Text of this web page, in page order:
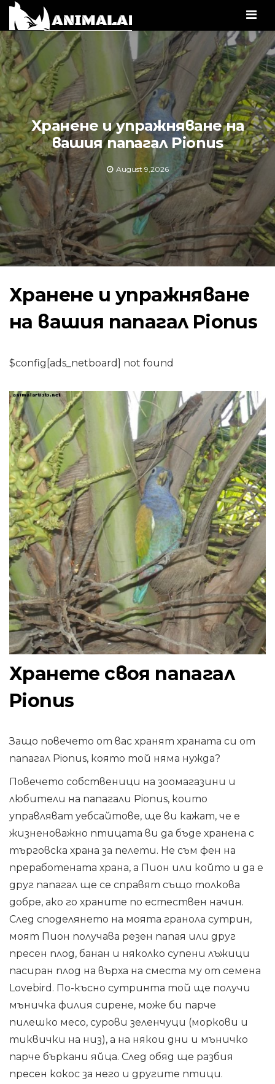
Хранене и упражняване на
вашия папагал Pionus
August 9,2026
Хранене и упражняване
на вашия папагал Pionus
$config[ads_netboard] not found
Хранете своя папагал
Pionus
Защо повечето от вас хранят храната си от
папагал Pionus, която той няма нужда?
Повечето собственици на зоомагазини и
любители на папагали Pionus, които
управляват уебсайтове, ще ви кажат, че е
жизненоважно птицата ви да бъде хранена с
търговска храна за пелети. Не съм фен на
преработената храна, а Пион или който и да е
друг папагал ще се справят също толкова
добре, ако го храните по естествен начин.
След споделянето на моята гранола сутрин,
моят Пион получава резен папая или друг
пресен плод, банан и няколко супени лъжици
пасиран плод на върха на сместа му от семена
Lovebird. По-късно сутринта той ще получи
мъничка филия сирене, може би парче
пилешко месо, сурови зеленчуци (моркови и
тиквички на низ), а на някои дни и мъничко
парче бъркани яйца. След обяд ще разбия
пресен кокос за него и другите птици.